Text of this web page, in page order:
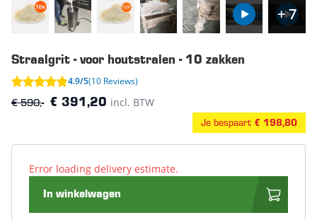
+ 7
Straalgrit - voor houtstralen - 10 zakken
4.9/5(10 Reviews)
€ 590,- € 391,20 incl. BTW
Je bespaart € 198,80
Error loading delivery estimate.
In winkelwagen